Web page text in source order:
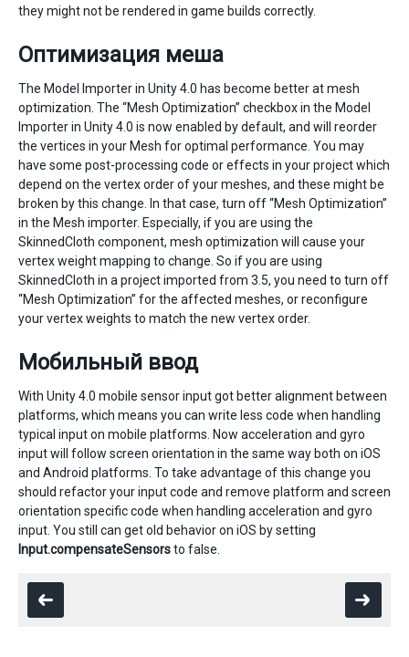
they might not be rendered in game builds correctly.
Оптимизация меша
The Model Importer in Unity 4.0 has become better at mesh
optimization. The “Mesh Optimization” checkbox in the Model
Importer in Unity 4.0 is now enabled by default, and will reorder
the vertices in your Mesh for optimal performance. You may
have some post-processing code or effects in your project which
depend on the vertex order of your meshes, and these might be
broken by this change. In that case, turn off “Mesh Optimization”
in the Mesh importer. Especially, if you are using the
SkinnedCloth component, mesh optimization will cause your
vertex weight mapping to change. So if you are using
SkinnedCloth in a project imported from 3.5, you need to turn off
“Mesh Optimization” for the affected meshes, or reconfigure
your vertex weights to match the new vertex order.
Мобильный ввод
With Unity 4.0 mobile sensor input got better alignment between
platforms, which means you can write less code when handling
typical input on mobile platforms. Now acceleration and gyro
input will follow screen orientation in the same way both on iOS
and Android platforms. To take advantage of this change you
should refactor your input code and remove platform and screen
orientation specific code when handling acceleration and gyro
input. You still can get old behavior on iOS by setting
Input.compensateSensorsto false.